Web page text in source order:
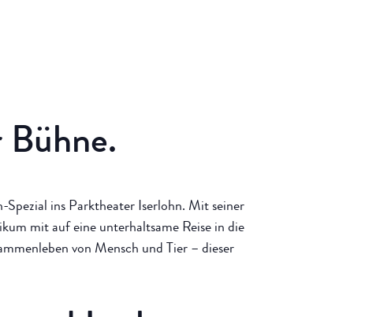
Bühne.
ins Parktheater Iserlohn. Mit seiner
mit auf eine unterhaltsame Reise in die
von Mensch und Tier – dieser